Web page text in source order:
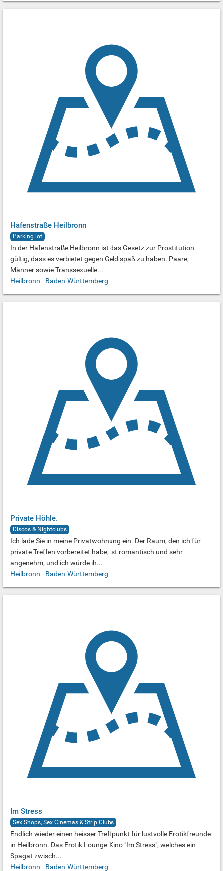
Hafenstraße Heilbronn
Parking lot
In der Hafenstraße Heilbronn ist das Gesetz zur Prostitution
gültig, dass es verbietet gegen Geld spaß zu haben. Paare,
Männer sowie Transsexuelle...
Heilbronn - Baden-Württemberg
Private Höhle.
Discos & Nightclubs
Ich lade Sie in meine Privatwohnung ein. Der Raum, den ich für
private Treffen vorbereitet habe, ist romantisch und sehr
angenehm, und ich würde ih...
Heilbronn - Baden-Württemberg
Im Stress
Sex Shops, Sex Cinemas & Strip Clubs
Endlich wieder einen heisser Treffpunkt für lustvolle Erotikfreunde
in Heilbronn. Das Erotik Lounge-Kino "Im Stress", welches ein
Spagat zwisch...
Heilbronn - Baden-Württemberg